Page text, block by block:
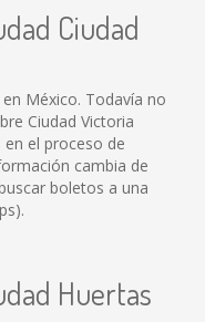
Ciudad
México. Todavía no
Ciudad Victoria
el proceso de
cambia de
boletos a una
Huertas